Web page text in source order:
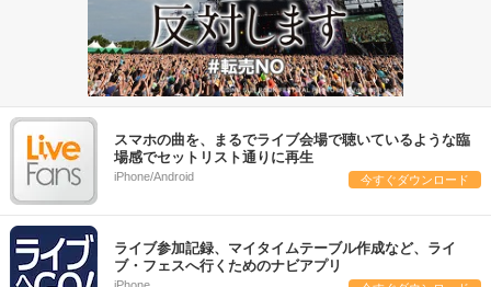
スマホの曲を、まるでライブ会場で聴いているような臨
場感でセットリスト通りに再生
iPhone/Android 今すぐダウンロード
ライブ参加記録、マイタイムテーブル作成など、ライ
ブ・フェスへ行くためのナビアプリ